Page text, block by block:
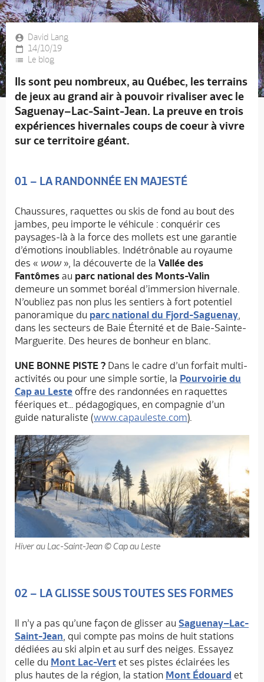
David Lang
14/10/19
Le blog
Ils sont peu nombreux, au Québec, les terrains
de jeux au grand air à pouvoir rivaliser avec le
Saguenay–Lac-Saint-Jean. La preuve en trois
expériences hivernales coups de coeur à vivre
sur ce territoire géant.
01 – LA RANDONNÉE EN MAJESTÉ
Chaussures, raquettes ou skis de fond au bout des
jambes, peu importe le véhicule : conquérir ces
paysages-là à la force des mollets est une garantie
d’émotions inoubliables. Indétrônable au royaume
des « wow », la découverte de la Vallée des
Fantômes au parc national des Monts-Valin
demeure un sommet boréal d’immersion hivernale.
N’oubliez pas non plus les sentiers à fort potentiel
panoramique du parc national du Fjord-Saguenay,
dans les secteurs de Baie Éternité et de Baie-Sainte-
Marguerite. Des heures de bonheur en blanc.
UNE BONNE PISTE ? Dans le cadre d’un forfait multi-
activités ou pour une simple sortie, la Pourvoirie du
Cap au Leste offre des randonnées en raquettes
féeriques et… pédagogiques, en compagnie d’un
guide naturaliste (www.capauleste.com).
Hiver au Lac-Saint-Jean © Cap au Leste
02 – LA GLISSE SOUS TOUTES SES FORMES
Il n’y a pas qu’une façon de glisser au Saguenay–Lac-
Saint-Jean , qui compte pas moins de huit stations
dédiées au ski alpin et au surf des neiges. Essayez
celle du Mont Lac-Vert et ses pistes éclairées les
plus hautes de la région, la station Mont Édouard et